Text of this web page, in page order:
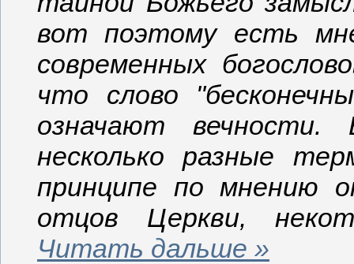
вот поэтому есть
современных
что слово
означают вечности.
несколько разные
принципе по мнению
отцов Церкви,
Читать дальше »